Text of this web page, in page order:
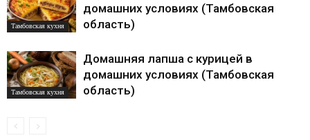
Тамбовская кухня
домашних условиях (Тамбовская
область)
Тамбовская кухня
Домашняя лапша с курицей в
домашних условиях (Тамбовская
область)